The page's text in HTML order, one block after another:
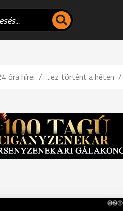
óra hírei ...ez történt a héten